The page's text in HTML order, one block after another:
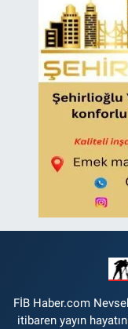
FİB Haber.com
itibaren yayın